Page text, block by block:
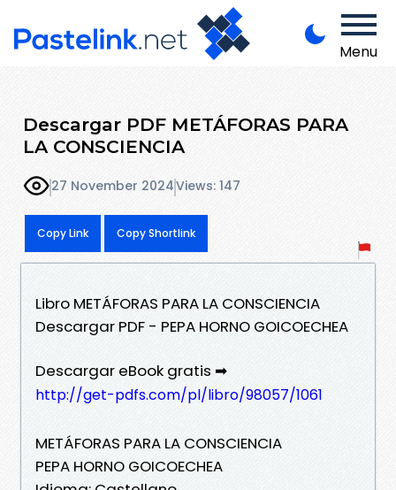
Menu
Descargar PDF METÁFORAS PARA
LA CONSCIENCIA
27 November 2024Views: 147
Copy Link Copy Shortlink
Libro METÁFORAS PARA LA CONSCIENCIA
Descargar PDF - PEPA HORNO GOICOECHEA
Descargar eBook gratis ➡
http://get-pdfs.com/pl/libro/98057/1061
METÁFORAS PARA LA CONSCIENCIA
PEPA HORNO GOICOECHEA